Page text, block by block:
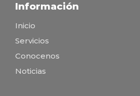
Información
Inicio
Servicios
Conocenos
Noticias